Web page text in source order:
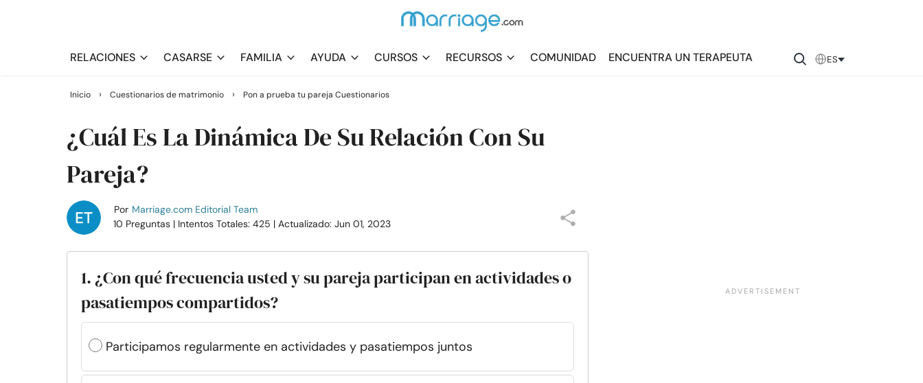
RELACIONES CASARSE FAMILIA AYUDA CURSOS RECURSOS COMUNIDAD ENCUENTRA UN TERAPEUTA ES
Inicio › Cuestionarios de matrimonio › Pon a prueba tu pareja Cuestionarios
¿Cuál Es La Dinámica De Su Relación Con Su
Pareja?
Por Marriage.com Editorial Team
10 Preguntas | Intentos Totales: 425 | Actualizado: Jun 01, 2023
1. ¿Con qué frecuencia usted y su pareja participan en actividades o
pasatiempos compartidos?
Participamos regularmente en actividades y pasatiempos juntos